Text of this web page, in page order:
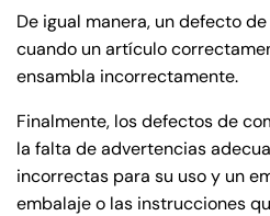
De igual manera, un defecto
cuando un artículo
ensambla incorrectamente.
Finalmente, los defectos de
la falta de advertencias
incorrectas para su uso y un
embalaje o las instrucciones